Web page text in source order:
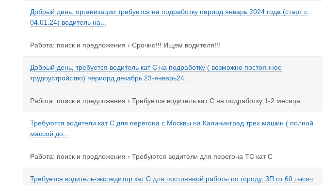
Добрый день, организации требуется на подработку период январь 2024 года (старт с
04.01.24) водитель на...
Работа: поиск и предложения › Срочно!!! Ищем водителя!!!
Добрый день, требуется водитель кат С на подработку ( возможно постоянное
трудоустройство) периорд декабрь 23-январь24...
Работа: поиск и предложения › Требуется водитель кат С на подработку 1-2 месяца
Требуются водители кат С для перегона с Москвы на Калининград трех машин ( полной
массой до...
Работа: поиск и предложения › Требуются водители для перегона ТС кат С
Требуется водитель-экспедитор кат С для постоянной работы по городу, ЗП от 60 тысяч